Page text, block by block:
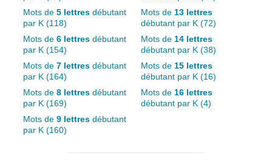
Mots de5 lettres débutant
par K (118)
Mots de6 lettres débutant
par K (154)
Mots de7 lettres débutant
par K (164)
Mots de8 lettres débutant
par K (169)
Mots de9 lettres débutant
par K (160)
Mots de 13 lettres
débutant par K (72)
Mots de 14 lettres
débutant par K (38)
Mots de 15 lettres
débutant par K (16)
Mots de 16 lettres
débutant par K (4)